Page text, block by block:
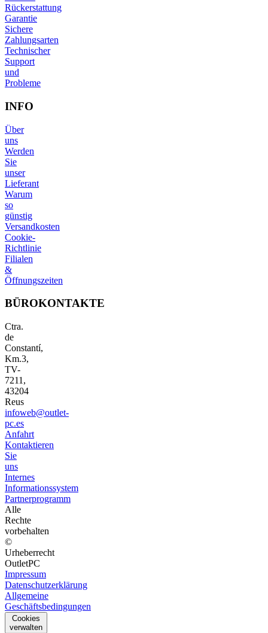
Rückerstattung
Garantie
Sichere
Zahlungsarten
Technischer
Support
und
Probleme
INFO
Über
uns
Werden
Sie
unser
Lieferant
Warum
so
günstig
Versandkosten
Cookie-
Richtlinie
Filialen
&
Öffnungszeiten
BÜROKONTAKTE
Ctra.
de
Constantí,
Km.3,
TV-
7211,
43204
Reus
infoweb@outlet-
pc.es
Anfahrt
Kontaktieren
Sie
uns
Internes
Informationssystem
Partnerprogramm
Alle
Rechte
vorbehalten
©
Urheberrecht
OutletPC
Impressum
Datenschutzerklärung
Allgemeine
Geschäftsbedingungen
Cookies
verwalten